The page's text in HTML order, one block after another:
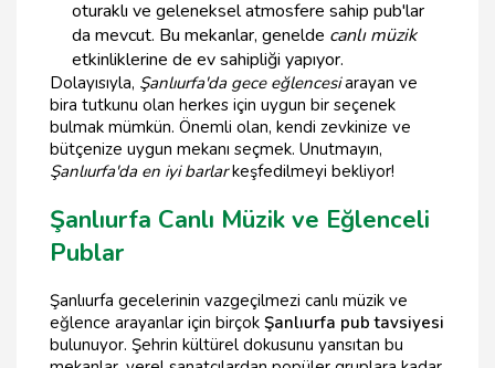
oturaklı ve geleneksel atmosfere sahip pub'lar
da mevcut. Bu mekanlar, genelde canlı müzik
etkinliklerine de ev sahipliği yapıyor.
Dolayısıyla, Şanlıurfa'da gece eğlencesiarayan ve
bira tutkunu olan herkes için uygun bir seçenek
bulmak mümkün. Önemli olan, kendi zevkinize ve
bütçenize uygun mekanı seçmek. Unutmayın,
Şanlıurfa'da en iyi barlarkeşfedilmeyi bekliyor!
Şanlıurfa Canlı Müzik ve Eğlenceli
Publar
Şanlıurfa gecelerinin vazgeçilmezi canlı müzik ve
eğlence arayanlar için birçok Şanlıurfa pub tavsiyesi
bulunuyor. Şehrin kültürel dokusunu yansıtan bu